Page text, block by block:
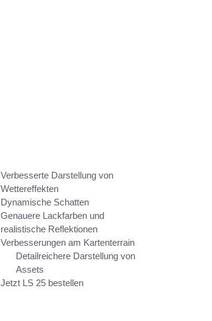
Verbesserte Darstellung von
Wettereffekten
Dynamische Schatten
Genauere Lackfarben und
realistische Reflektionen
Verbesserungen am Kartenterrain
Detailreichere Darstellung von
Assets
Jetzt LS 25 bestellen